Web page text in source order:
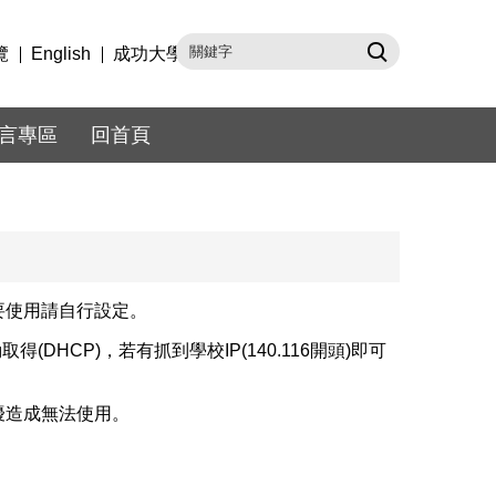
專區 回首頁
English 成功大學
用請自行設定。
得(DHCP)，若有抓到學校IP(140.116開頭)即可
成無法使用。